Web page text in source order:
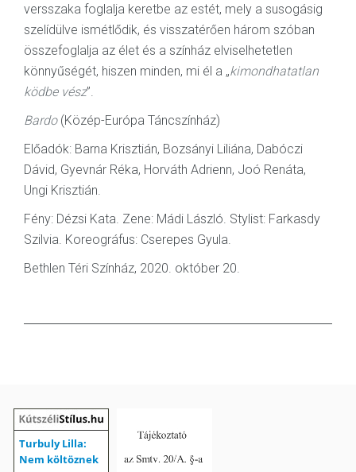
versszaka foglalja keretbe az estét, mely a susogásig
szelídülve ismétlődik, és visszatérően három szóban
összefoglalja az élet és a színház elviselhetetlen
könnyűségét, hiszen minden, mi él a „kimondhatatlan
ködbe vész”.
Bardo(Közép-Európa Táncszínház)
Előadók: Barna Krisztián, Bozsányi Liliána, Dabóczi
Dávid, Gyevnár Réka, Horváth Adrienn, Joó Renáta,
Ungi Krisztián.
Fény: Dézsi Kata. Zene: Mádi László. Stylist: Farkasdy
Szilvia. Koreográfus: Cserepes Gyula.
Bethlen Téri Színház, 2020. október 20.